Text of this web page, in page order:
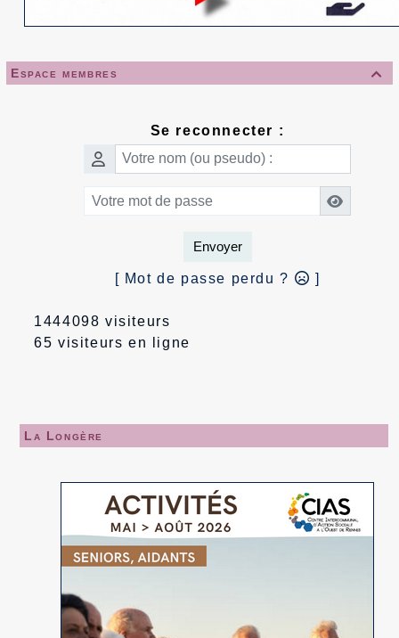

Espace membres
Se reconnecter :
Envoyer
[ Mot de passe perdu ? ]
1444098 visiteurs
65 visiteurs en ligne
La Longère